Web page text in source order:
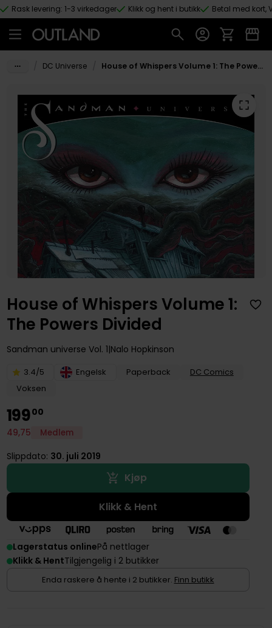
Hopp til hovedinnhold
Rask levering: 1-3 virkedager Klikk og hent i butikk Betal med kort,
DC Universe House of Whispers Volume 1: The Powers Divided
House of Whispers Volume 1:
The Powers Divided
Sandman universe Vol. 1 Nalo Hopkinson
3.4/5 Engelsk Paperback
DC Comics
Voksen
19900
49,75 Medlem
Slippdato: 30. juli 2019
Kjøp
Klikk & Hent
Lagerstatus onlinePå nettlager
Klikk & HentTilgjengelig i 2 butikker
Enda raskere å hente i 2 butikker. Finn butikk